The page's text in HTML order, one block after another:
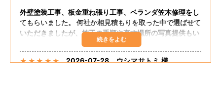
外壁塗装工事、板金重ね張り工事、ベランダ笠木修理をし
てもらいました。 何社か相見積もりを取った中で選ばせて
いただきましたが、施工の手順や直す場所の写真提供もい
ただき、自分の直してほしいところも聞いてくださりまし
た。 追加の工事もしてくださり、思った予算で出来まし
た。 嬉しく思います。 担当の方が話しやすく足繁く来て
★★★★★ 2026-07-28 ウシマサトミ 様